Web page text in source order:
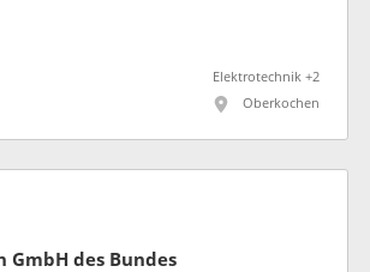
Elektrotechnik +2
Oberkochen
GmbH des Bundes